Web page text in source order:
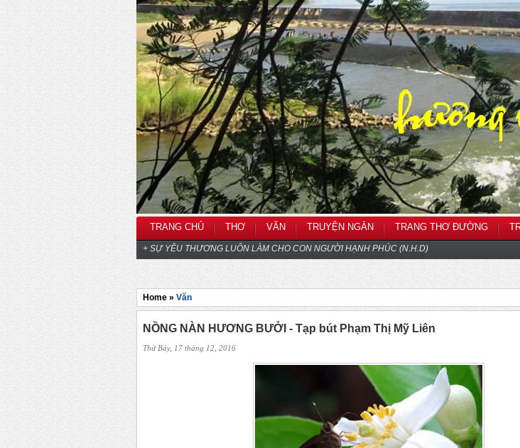
TRANG CHỦ THƠ VĂN TRUYỆN NGẮN TRANG THƠ ĐƯỜNG
+ SỰ YÊU THƯƠNG LUÔN LÀM CHO CON NGƯỜI HẠNH PHÚC (N.H.D)
Home » Văn
NỒNG NÀN HƯƠNG BƯỞI - Tạp bút Phạm Thị Mỹ Liên
Thứ Bảy, 17 tháng 12, 2016